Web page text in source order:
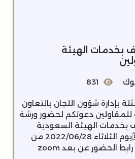
بخدمات الهيئة
831
بإدارة شؤون اللجان بالتعاون
للمقاولين دعوتكم لحضور ورشة
بخدمات الهيئة السعودية
للمقاولين) عن بعد 🗓يوم الثلاثاء 2022/06/28 من